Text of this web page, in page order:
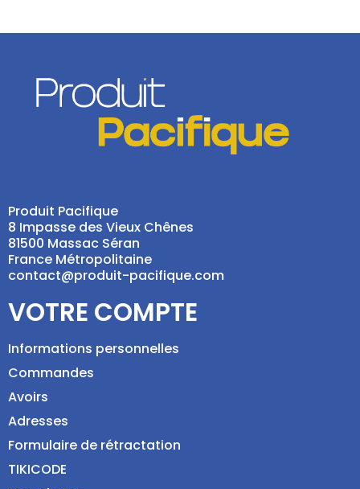
Produit Pacifique
8 Impasse des Vieux Chênes
81500 Massac Séran
France Métropolitaine
contact@produit-pacifique.com
VOTRE COMPTE
Informations personnelles
Commandes
Avoirs
Adresses
Formulaire de rétractation
TIKICODE